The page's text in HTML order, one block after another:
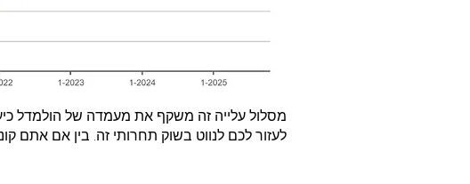
מסלול עלייה זה משקף את מעמדה של הולמדל כיעד
לעזור לכם לנווט בשוק תחרותי זה. בין אם אתם